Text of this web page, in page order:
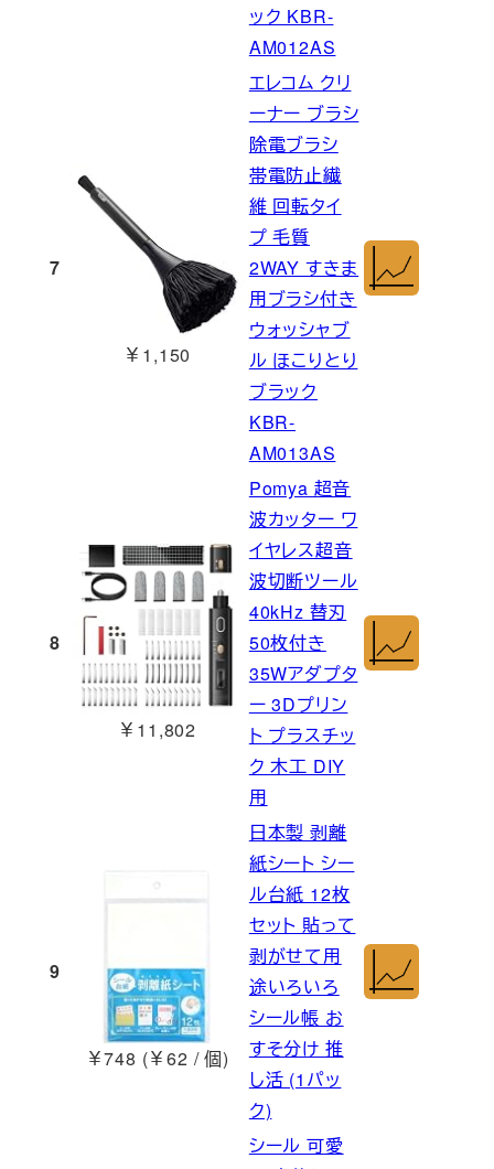
ック KBR-
AM012AS
7
￥1,150
エレコム クリ
ーナー ブラシ
除電ブラシ
帯電防止繊
維 回転タイ
プ 毛質
2WAY すきま
用ブラシ付き
ウォッシャブ
ル ほこりとり
ブラック
KBR-
AM013AS
8
￥11,802
Pomya 超音
波カッター ワ
イヤレス超音
波切断ツール
40kHz 替刃
50枚付き
35Wアダプタ
ー 3Dプリン
ト プラスチッ
ク 木工 DIY
用
9
￥748 (￥62 / 個)
日本製 剥離
紙シート シー
ル台紙 12枚
セット 貼って
剥がせて用
途いろいろ
シール帳 お
すそ分け 推
し活 (1パッ
ク)
シール 可愛